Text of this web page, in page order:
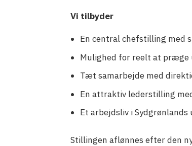
Vi tilbyder
En central chefstilling med
Mulighed for reelt at præge
Tæt samarbejde med
En attraktiv lederstilling
Et arbejdsliv i
Stillingen aflønnes efter den